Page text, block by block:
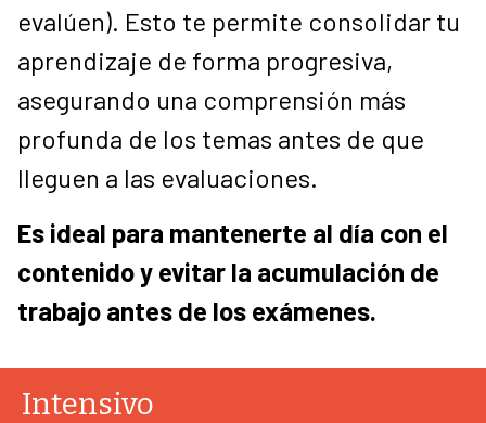
evalúen). Esto te permite consolidar tu
aprendizaje de forma progresiva,
asegurando una comprensión más
profunda de los temas antes de que
lleguen a las evaluaciones.
Es ideal para mantenerte al día con el
contenido y evitar la acumulación de
trabajo antes de los exámenes.
Intensivo